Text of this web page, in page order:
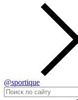
@sportique